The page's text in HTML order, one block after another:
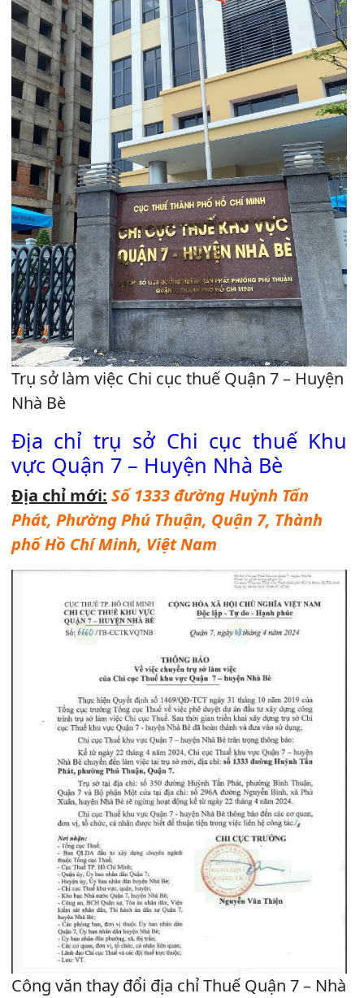
Trụ sở làm việc Chi cục thuế Quận 7 – Huyện
Nhà Bè
Địa chỉ trụ sở Chi cục thuế Khu
vực Quận 7 – Huyện Nhà Bè
Địa chỉ mới: Số 1333 đường Huỳnh Tấn
Phát, Phường Phú Thuận, Quận 7, Thành
phố Hồ Chí Minh, Việt Nam
Công văn thay đổi địa chỉ Thuế Quận 7 – Nhà